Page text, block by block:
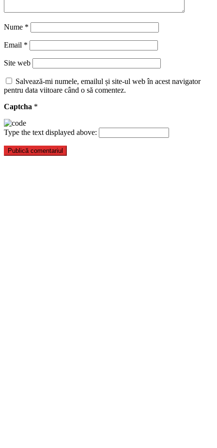
Nume *
Email *
Site web
Salvează-mi numele, emailul și site-ul web în acest navigator
pentru data viitoare când o să comentez.
Captcha *
Type the text displayed above: